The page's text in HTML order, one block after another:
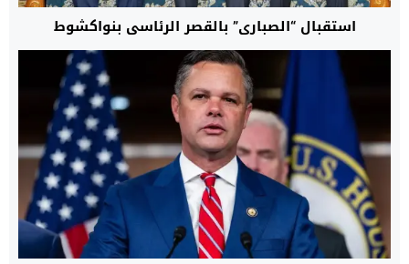
استقبال “الصباري” بالقصر الرئاسي بنواكشوط